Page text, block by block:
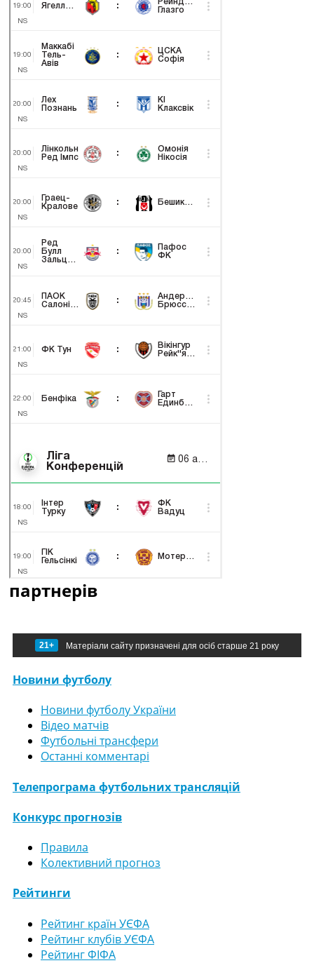
партнерів
21+ Матеріали сайту призначені для осіб старше 21 року
Новини футболу
Новини футболу України
Відео матчів
Футбольні трансфери
Останні комментарі
Телепрограма футбольних трансляцій
Конкурс прогнозів
Правила
Колективний прогноз
Рейтинги
Рейтинг країн УЄФА
Рейтинг клубів УЄФА
Рейтинг ФІФА